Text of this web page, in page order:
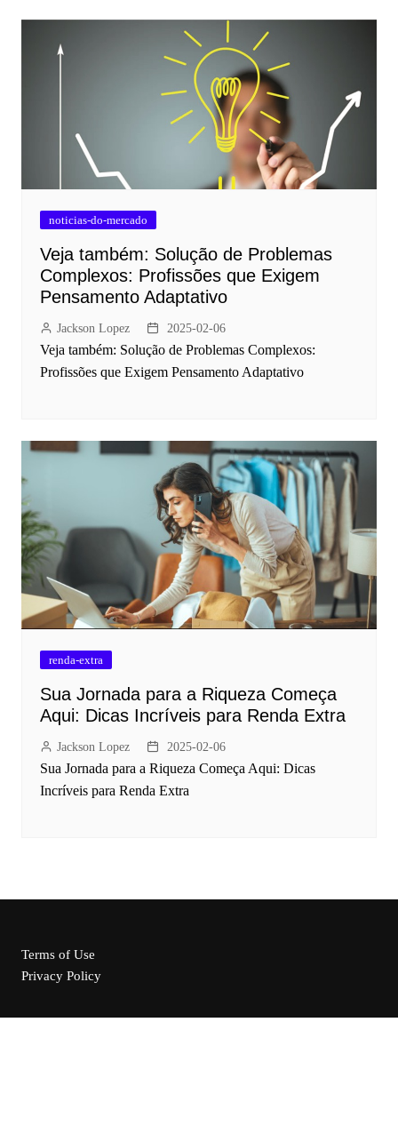
noticias-do-mercado
Veja também: Solução de Problemas
Complexos: Profissões que Exigem
Pensamento Adaptativo
Jackson Lopez 2025-02-06
Veja também: Solução de Problemas Complexos:
Profissões que Exigem Pensamento Adaptativo
renda-extra
Sua Jornada para a Riqueza Começa
Aqui: Dicas Incríveis para Renda Extra
Jackson Lopez 2025-02-06
Sua Jornada para a Riqueza Começa Aqui: Dicas
Incríveis para Renda Extra
Terms of Use
Privacy Policy